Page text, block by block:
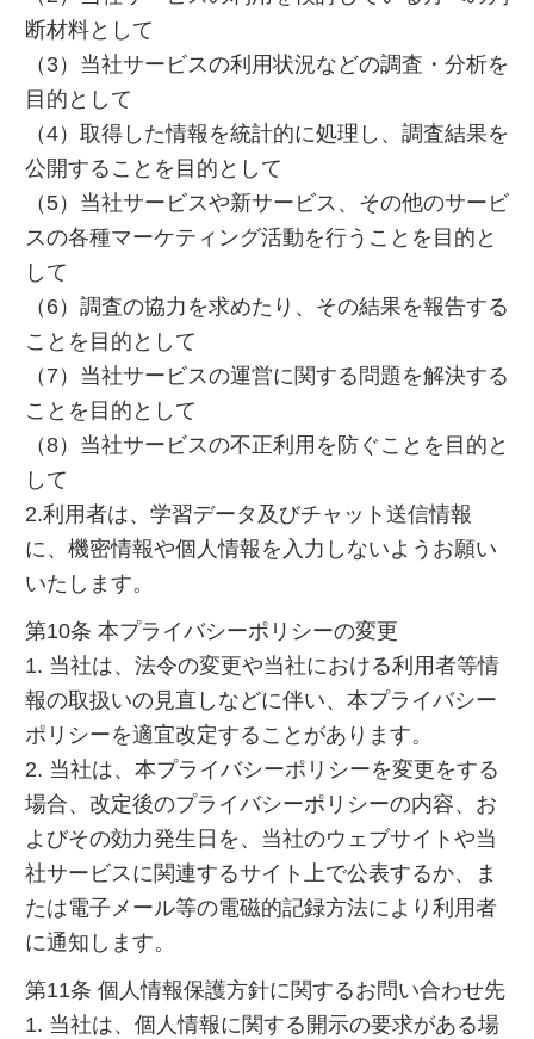
断材料として
（3）当社サービスの利用状況などの調査・分析を
目的として
（4）取得した情報を統計的に処理し、調査結果を
公開することを目的として
（5）当社サービスや新サービス、その他のサービ
スの各種マーケティング活動を行うことを目的と
して
（6）調査の協力を求めたり、その結果を報告する
ことを目的として
（7）当社サービスの運営に関する問題を解決する
ことを目的として
（8）当社サービスの不正利用を防ぐことを目的と
して
2.利用者は、学習データ及びチャット送信情報
に、機密情報や個人情報を入力しないようお願い
いたします。
第10条 本プライバシーポリシーの変更
1. 当社は、法令の変更や当社における利用者等情
報の取扱いの見直しなどに伴い、本プライバシー
ポリシーを適宜改定することがあります。
2. 当社は、本プライバシーポリシーを変更をする
場合、改定後のプライバシーポリシーの内容、お
よびその効力発生日を、当社のウェブサイトや当
社サービスに関連するサイト上で公表するか、ま
たは電子メール等の電磁的記録方法により利用者
に通知します。
第11条 個人情報保護方針に関するお問い合わせ先
1. 当社は、個人情報に関する開示の要求がある場